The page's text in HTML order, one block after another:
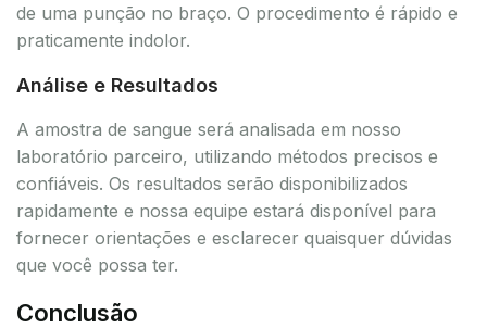
de uma punção no braço. O procedimento é rápido e
praticamente indolor.
Análise e Resultados
A amostra de sangue será analisada em nosso
laboratório parceiro, utilizando métodos precisos e
confiáveis. Os resultados serão disponibilizados
rapidamente e nossa equipe estará disponível para
fornecer orientações e esclarecer quaisquer dúvidas
que você possa ter.
Conclusão